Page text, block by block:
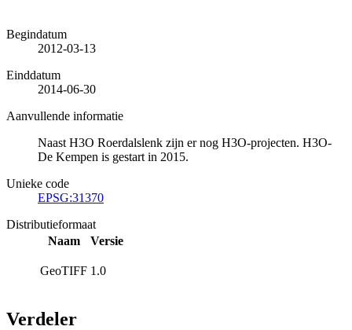
Begindatum
2012-03-13
Einddatum
2014-06-30
Aanvullende informatie
Naast H3O Roerdalslenk zijn er nog H3O-projecten. H3O-
De Kempen is gestart in 2015.
Unieke code
EPSG:31370
Distributieformaat
Naam
Versie
GeoTIFF 1.0
Verdeler